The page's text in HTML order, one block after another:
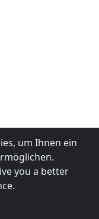
um Ihnen ein
you a better